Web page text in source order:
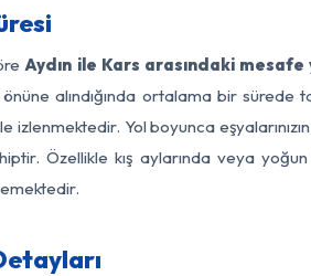
Aydın ile Kars arasındaki
alındığında ortalama bir
Yol boyunca
Özellikle kış aylarında veya